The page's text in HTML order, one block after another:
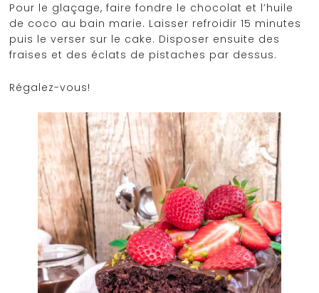
Pour le glaçage, faire fondre le chocolat et l’huile
de coco au bain marie. Laisser refroidir 15 minutes
puis le verser sur le cake. Disposer ensuite des
fraises et des éclats de pistaches par dessus.
Régalez-vous!